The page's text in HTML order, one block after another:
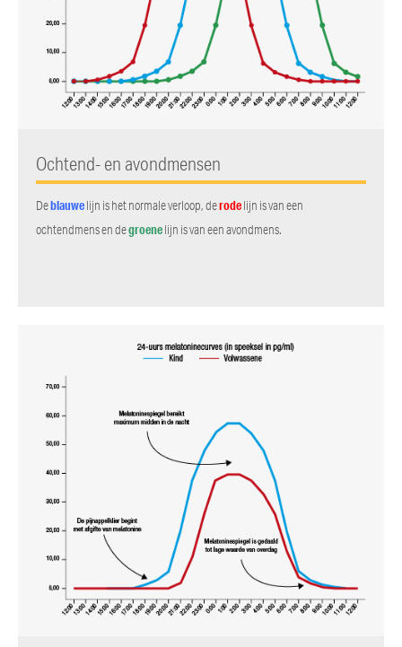
Ochtend- en avondmensen
Deblauwelijn is het normale verloop, derodelijn is van een
ochtendmens en degroenelijn is van een avondmens.